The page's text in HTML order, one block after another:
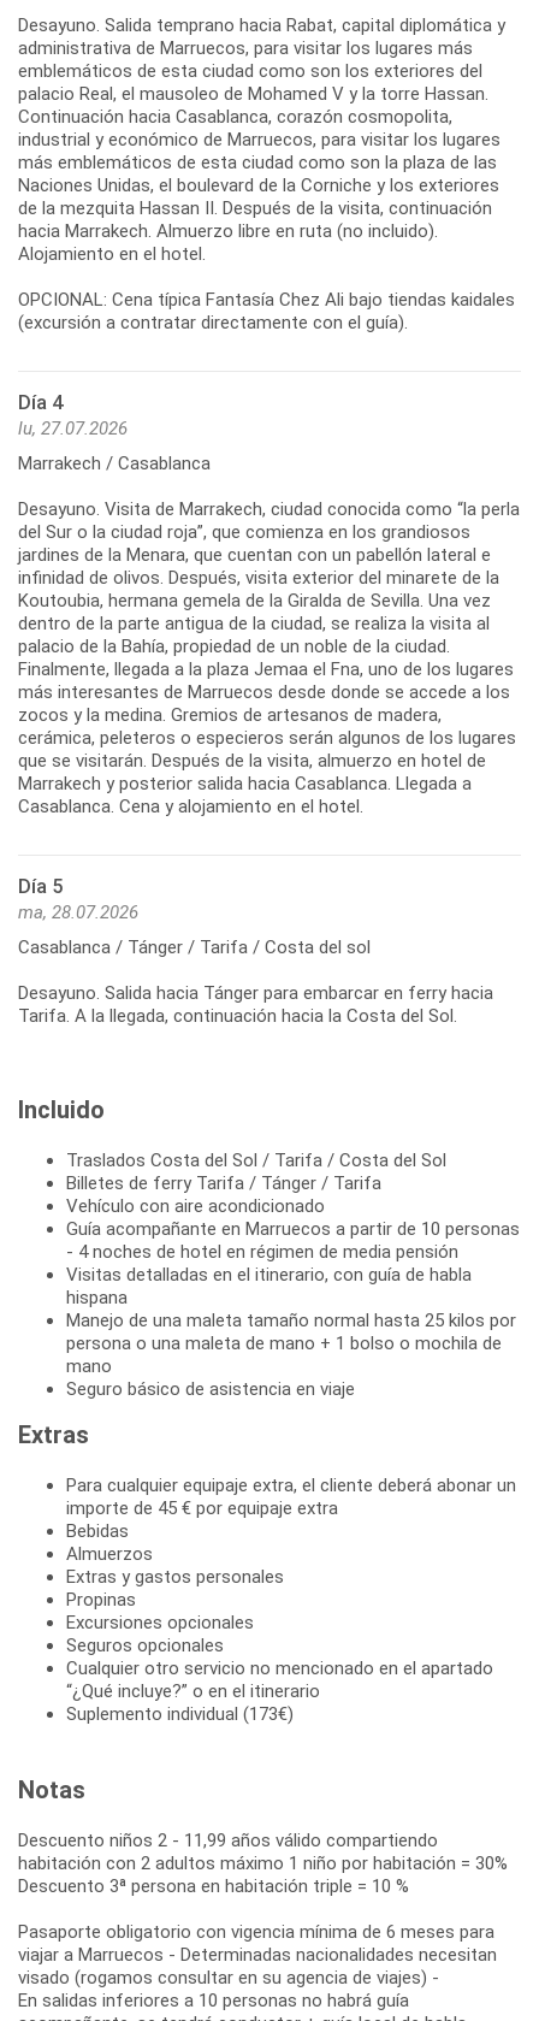
Desayuno. Salida temprano hacia Rabat, capital diplomática y
administrativa de Marruecos, para visitar los lugares más
emblemáticos de esta ciudad como son los exteriores del
palacio Real, el mausoleo de Mohamed V y la torre Hassan.
Continuación hacia Casablanca, corazón cosmopolita,
industrial y económico de Marruecos, para visitar los lugares
más emblemáticos de esta ciudad como son la plaza de las
Naciones Unidas, el boulevard de la Corniche y los exteriores
de la mezquita Hassan II. Después de la visita, continuación
hacia Marrakech. Almuerzo libre en ruta (no incluido).
Alojamiento en el hotel.
OPCIONAL: Cena típica Fantasía Chez Ali bajo tiendas kaidales
(excursión a contratar directamente con el guía).
Día 4
lu, 27.07.2026
Marrakech / Casablanca
Desayuno. Visita de Marrakech, ciudad conocida como “la perla
del Sur o la ciudad roja”, que comienza en los grandiosos
jardines de la Menara, que cuentan con un pabellón lateral e
infinidad de olivos. Después, visita exterior del minarete de la
Koutoubia, hermana gemela de la Giralda de Sevilla. Una vez
dentro de la parte antigua de la ciudad, se realiza la visita al
palacio de la Bahía, propiedad de un noble de la ciudad.
Finalmente, llegada a la plaza Jemaa el Fna, uno de los lugares
más interesantes de Marruecos desde donde se accede a los
zocos y la medina. Gremios de artesanos de madera,
cerámica, peleteros o especieros serán algunos de los lugares
que se visitarán. Después de la visita, almuerzo en hotel de
Marrakech y posterior salida hacia Casablanca. Llegada a
Casablanca. Cena y alojamiento en el hotel.
Día 5
ma, 28.07.2026
Casablanca / Tánger / Tarifa / Costa del sol
Desayuno. Salida hacia Tánger para embarcar en ferry hacia
Tarifa. A la llegada, continuación hacia la Costa del Sol.
Incluido
Traslados Costa del Sol / Tarifa / Costa del Sol
Billetes de ferry Tarifa / Tánger / Tarifa
Vehículo con aire acondicionado
Guía acompañante en Marruecos a partir de 10 personas
- 4 noches de hotel en régimen de media pensión
Visitas detalladas en el itinerario, con guía de habla
hispana
Manejo de una maleta tamaño normal hasta 25 kilos por
persona o una maleta de mano + 1 bolso o mochila de
mano
Seguro básico de asistencia en viaje
Extras
Para cualquier equipaje extra, el cliente deberá abonar un
importe de 45 € por equipaje extra
Bebidas
Almuerzos
Extras y gastos personales
Propinas
Excursiones opcionales
Seguros opcionales
Cualquier otro servicio no mencionado en el apartado
“¿Qué incluye?” o en el itinerario
Suplemento individual (173€)
Notas
Descuento niños 2 - 11,99 años válido compartiendo
habitación con 2 adultos máximo 1 niño por habitación = 30%
Descuento 3ª persona en habitación triple = 10 %
Pasaporte obligatorio con vigencia mínima de 6 meses para
viajar a Marruecos - Determinadas nacionalidades necesitan
visado (rogamos consultar en su agencia de viajes) -
En salidas inferiores a 10 personas no habrá guía